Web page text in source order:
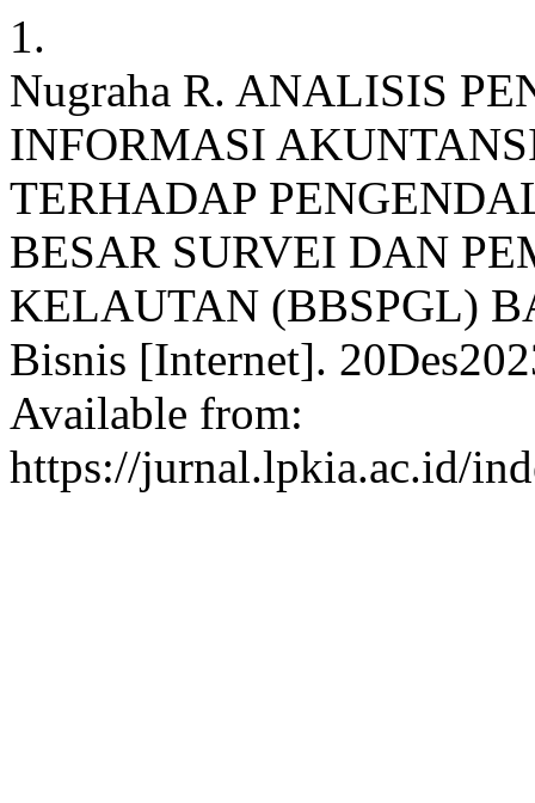
1.
Nugraha R. ANALISIS
INFORMASI
TERHADAP
BESAR SURVEI DAN
KELAUTAN (BBSPGL)
Bisnis [Internet].
Available from:
https://jurnal.lpkia.ac.id/